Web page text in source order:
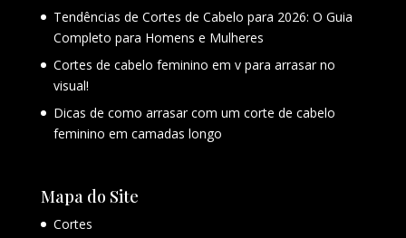
Tendências de Cortes de Cabelo para 2026: O Guia
Completo para Homens e Mulheres
Cortes de cabelo feminino em v para arrasar no
visual!
Dicas de como arrasar com um corte de cabelo
feminino em camadas longo
Mapa do Site
Cortes